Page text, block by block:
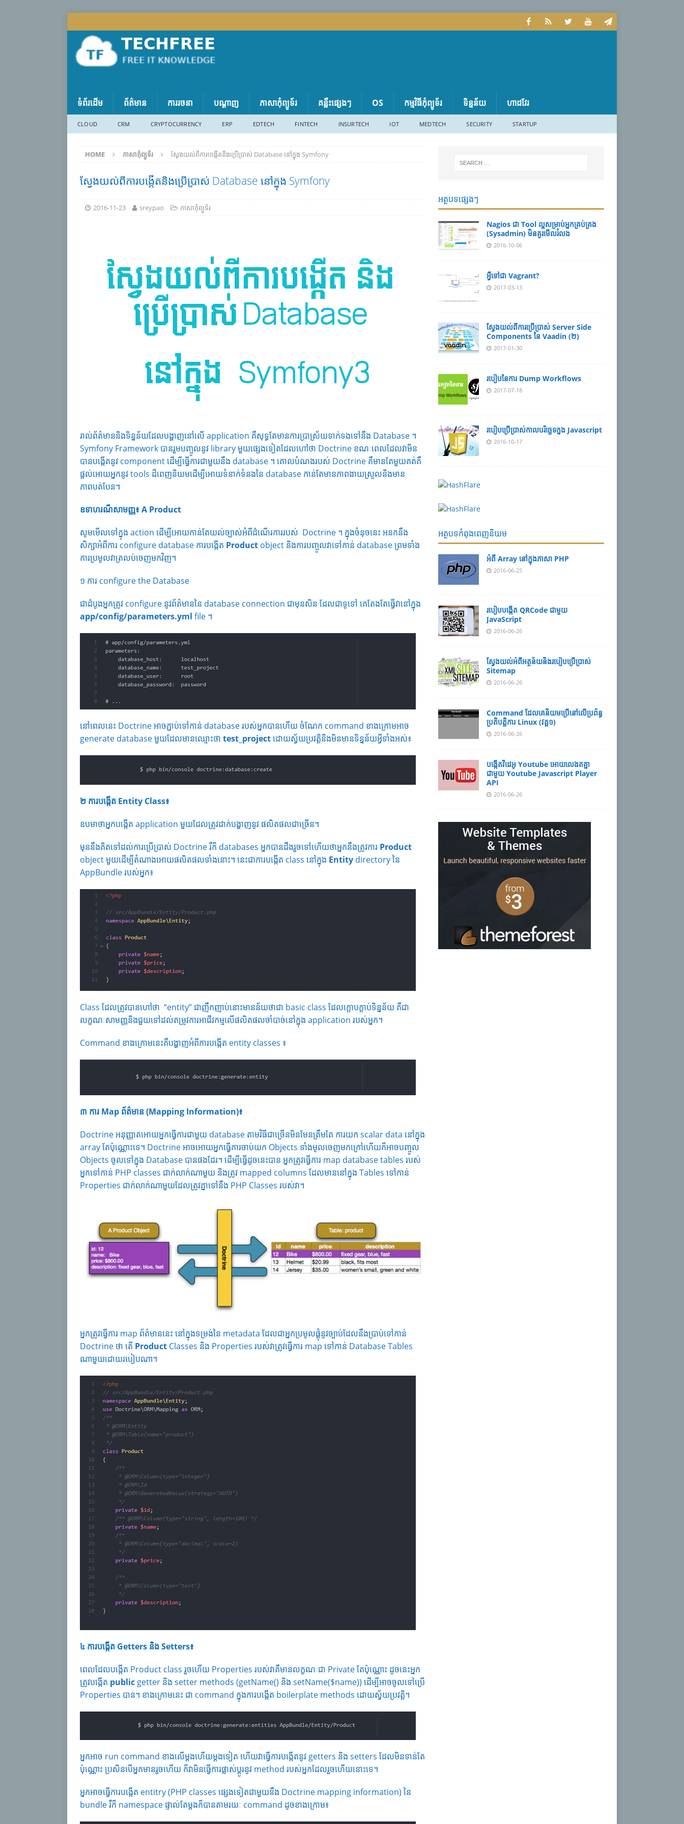
ទំព័រដើម ព័ត៌មាន ការរចនា បណ្តាញ ភាសា​កុំព្យូទ័រ គន្លឹះផ្សេងៗ OS កម្មវិធីកុំព្យូទ័រ ទិន្នន័យ ហាដវែរ
CLOUD CRM CRYPTOCURRENCY ERP EDTECH FINTECH INSURTECH IOT MEDTECH SECURITY STARTUP
HOME ភាសា​កុំព្យូទ័រ ស្វែងយល់ពីការបង្កើតនិងប្រើប្រាស់ Database នៅក្នុង Symfony
ស្វែងយល់ពីការបង្កើតនិងប្រើប្រាស់ Database នៅក្នុង Symfony
2016-11-23 sreypao ភាសា​កុំព្យូទ័រ
រាល់ព័ត៌មាននិងទិន្នន័យដែលបង្ហាញនៅលើ application គឺសុទ្ធតែមានការប្រាស្រ័យទាក់ទងទៅនឹង Database ។
Symfony Framework បានរួមបញ្ចូលនូវ library មួយផ្សេងទៀតដែលហៅថា Doctrine ខណៈពេលដែលវាមិន
បានបង្កើតនូវ component ដើម្បីធ្វើការជាមួយនឹង database ។ គោលបំណងរបស់ Doctrine គឺមានតែមួយគត់គឺ
ផ្ដល់អោយអ្នកនូវ tools ដ៏ពេញនិយមដើម្បីអោយទំនាក់ទំនងនៃ database កាន់តែមានភាពងាយស្រួលនិងមាន
ភាពបត់បែន។
ឧទាហរណ៏សាមញ្ញ៖ A Product
សូមមើលទៅក្នុង action ដើម្បីអោយកាន់តែយល់ច្បាស់អំពីដំណើរការរបស់ Doctrine ។ ក្នុងចំនុចនេះ អនកនឹង
សិក្សាអំពីការ configure database ការបង្កើត Product object និងការបញ្ចូលវាទៅកាន់ database ព្រមទាំង
ការប្រមូលវាត្រលប់ចេញមកវិញ។
១ ការ configure the Database
ជាដំបូងអ្នកត្រូវ configure នូវព័ត៌មាននៃ database connection ជាមុនសិន ដែលជាទូទៅ គេតែងតែធ្វើវានៅក្នុង
app/config/parameters.yml file ។
នៅពេលនេះ Doctrine អាចភ្ជាប់ទៅកាន់ database របស់អ្នកបានហើយ ចំណែក command ខាងក្រោមអាច
generate database មួយដែលមានឈ្មោះថា test_projectដោយស្វ័យប្រវត្តិនិងមិនមានទិន្នន័យអ្វីទាំងអស់៖
២ ការបង្កើត Entity Class៖
ឧបមាថាអ្នកបង្កើត application មួយដែលត្រូវដាក់បង្ហាញនូវ ផលិតផលជាច្រើន។
មុននឹងគិតទៅដល់ការប្រើប្រាស់ Doctrine រឺក៏ databases អ្នកបានដឹងរួចទៅហើយថាអ្នកនឹងត្រូវការ Product
object មួយដើម្បីតំណាងអោយផលិតផលទាំងនោះ។ នេះជាការបង្កើត class នៅក្នុង Entity directory នៃ
AppBundle របស់អ្នក៖
Class ដែលត្រូវបានហៅថា “entity” ជាញឹកញាប់នោះមានន័យថាជា basic class ដែលក្ដោបក្ដាប់ទិន្នន័យ គឺជា
លក្ខណៈសាមញ្ញនិងជួយទៅដល់តម្រូវការអាជីវកម្មលើផលិតផលចាំបាច់នៅក្នុង application របស់អ្នក។
Command ខាងក្រោមនេះគឺបង្ហាញអំពីការបង្កើត entity classes ៖
៣ ការ Map ព័ត៌មាន (Mapping Information)៖
Doctrine អនុញ្ញាតអោយអ្នកធ្វើការជាមួយ database តាមវិធីជាច្រើនមិនមែនត្រឹមតែ ការយក scalar data នៅក្នុង
array តែប៉ុណ្ណោះទេ។ Doctrine អាចអោយអ្នកធ្វើការចាប់យក Objects ទាំងមូលចេញមកក្រៅហើយក៏អាចបញ្ចូល
Objects ចូលទៅក្នុង Database បានផងដែរ។ ដើម្បីធ្វើដូចនេះបាន អ្នកត្រូវធ្វើការ map database tables របស់
អ្នកទៅកាន់ PHP classes ជាក់លាក់ណាមួយ និងត្រូវ mapped columns ដែលមាននៅក្នុង Tables ទៅកាន់
Properties ជាក់លាក់ណាមួយដែលត្រូវគ្នាទៅនឹង PHP Classes របស់វា។
អ្នកត្រូវធ្វើការ map ព័ត៌មាននេះ នៅក្នុងទម្រង់នៃ metadata ដែលជាអ្នកប្រមូលផ្ដុំនូវច្បាប់ដែលនឹងប្រាប់ទៅកាន់
Doctrine ថា តើ Product Classes និង Properties របស់វាត្រូវធ្វើការ map ទៅកាន់ Database Tables
ណាមួយដោយរបៀបណា។
៤ ការបង្កើត Getters និង Setters៖
ពេលដែលបង្កើត Product class រួចហើយ Properties របស់វាគឺមានលក្ខណៈជា Private តែប៉ុណ្ណោះ ដូចនេះអ្នក
ត្រូវបង្កើត public getter និង setter methods (getName() និង setName($name)) ដើម្បីអាចចូលទៅប្រើ
Properties បាន។ ខាងក្រោមនេះ ជា command ក្នុងការបង្កើត boilerplate methods ដោយស្វ័យប្រវត្តិ។
អ្នកអាច run command ខាងលើម្ដងហើយម្ដងទៀត ហើយវាធ្វើការបង្កើតនូវ getters និង setters ដែលមិនទាន់តែ
ប៉ុណ្ណោះ ប្រសិនបើអ្នកមានរួចហើយ ក៏វាមិនធ្វើការផ្លាស់ប្ដូរនូវ method របស់អ្នកដែលរួចហើយនោះទេ។
អ្នកអាចធ្វើការបង្កើត entitry (PHP classes ផ្សេងទៀតជាមួយនឹង Doctrine mapping information) នៃ
bundle រឺក៏ namespace ផ្ទាល់តែម្ដងក៏បានតាមរយៈ command ដូចខាងក្រោម៖
អត្ថបទផ្សេងៗ
Nagios ជា Tool ល្អសម្រាប់អ្នកគ្រប់គ្រង
(Sysadmin) មិនគួរមើលរំលង
2016-10-06
អ្វីទៅជា Vagrant?
2017-03-13
ស្វែងយល់ពីការប្រើប្រាស់ Server Side
Components នៃ Vaadin (២)
2017-01-30
របៀបនៃការ Dump Workflows
2017-07-18
របៀបប្រើប្រាស់កាលបរិច្ឆេទក្នង Javascript
2016-10-17
អត្ថបទកំពុងពេញនិយម
អំពី Array នៅ​​ក្នុង​ភា​សា PHP
2016-06-25
របៀប​បង្កើត​ QRCode ជាមួយ
JavaScript
2016-06-26
ស្វែង​យល់​​អំពី​អត្ថន័យ​​និង​របៀប​​ប្រើ​ប្រាស់​
Sitemap
2016-06-26
Command ដែល​​គេ​​និយម​​ប្រើ​​នៅ​លើ​​ប្រព័ន្ធ​​
ប្រតិបត្តិការ​ Linux (វគ្គ១)
2016-06-26
បង្កើតវីដេអូ Youtube អោយ​លេងតគ្នា
ជាមួយ Youtube Javascript Player
API
2016-06-26